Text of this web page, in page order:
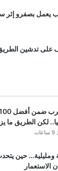
يعمل بصفرو
تدشين الطريق
لكن الطريق ما
ومليلية… حين
الاستعمار